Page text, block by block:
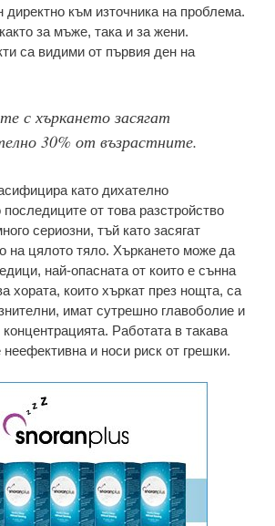
директно към източника на проблема.
за мъже, така и за жени.
са видими от първия ден на
с хъркането засягат
30% от възрастните.
като дихателно
последиците от това разстройство
сериозни, тъй като засягат
на цялото тяло. Хъркането може да
най-опасната от които е сънна
хората, които хъркат през нощта, са
имат сутрешно главоболие и
Работата в такава
и носи риск от грешки.